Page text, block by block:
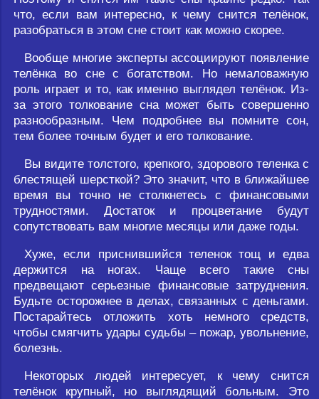
что, если вам интересно, к чему снится телёнок,
разобраться в этом сне стоит как можно скорее.
Вообще многие эксперты ассоциируют появление
телёнка во сне с богатством. Но немаловажную
роль играет и то, как именно выглядел телёнок. Из-
за этого толкование сна может быть совершенно
разнообразным. Чем подробнее вы помните сон,
тем более точным будет и его толкование.
Вы видите толстого, крепкого, здорового теленка с
блестящей шерсткой? Это значит, что в ближайшее
время вы точно не столкнетесь с финансовыми
трудностями. Достаток и процветание будут
сопутствовать вам многие месяцы или даже годы.
Хуже, если приснившийся теленок тощ и едва
держится на ногах. Чаще всего такие сны
предвещают серьезные финансовые затруднения.
Будьте осторожнее в делах, связанных с деньгами.
Постарайтесь отложить хоть немного средств,
чтобы смягчить удары судьбы – пожар, увольнение,
болезнь.
Некоторых людей интересует, к чему снится
телёнок крупный, но выглядящий больным. Это